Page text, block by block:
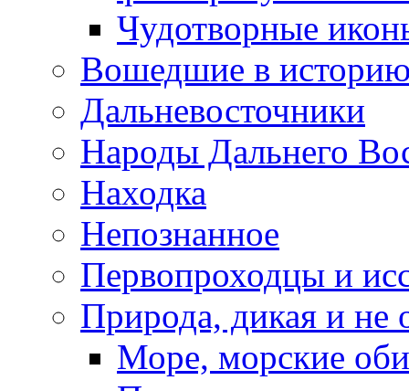
Чудотворные
Вошедшие в
Дальневосточники
Народы Дальнего
Находка
Непознанное
Первопроходцы и
Природа, дикая и не
Море, морские